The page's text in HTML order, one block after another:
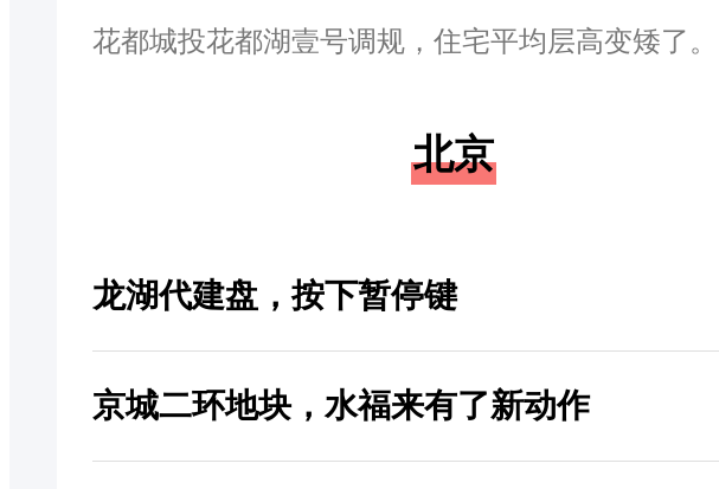
花都城投花都湖壹号调规，住宅平均层高变矮了。
北京
龙湖代建盘，按下暂停键
京城二环地块，水福来有了新动作